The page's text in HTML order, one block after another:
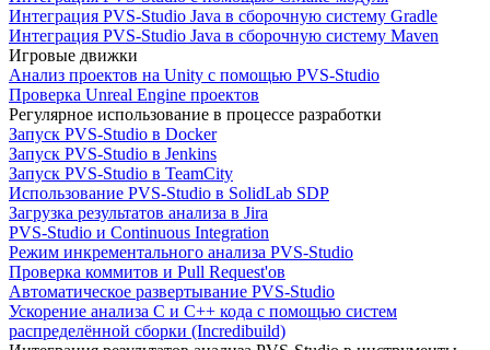
Интеграция PVS-Studio Java в сборочную систему Gradle
Интеграция PVS-Studio Java в сборочную систему Maven
Игровые движки
Анализ проектов на Unity с помощью PVS-Studio
Проверка Unreal Engine проектов
Регулярное использование в процессе разработки
Запуск PVS-Studio в Docker
Запуск PVS-Studio в Jenkins
Запуск PVS-Studio в TeamCity
Использование PVS-Studio в SolidLab SDP
Загрузка результатов анализа в Jira
PVS-Studio и Continuous Integration
Режим инкрементального анализа PVS-Studio
Проверка коммитов и Pull Request'ов
Автоматическое развертывание PVS-Studio
Ускорение анализа C и C++ кода с помощью систем
распределённой сборки (Incredibuild)